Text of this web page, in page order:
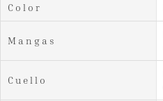
Color
Mangas
Cuello